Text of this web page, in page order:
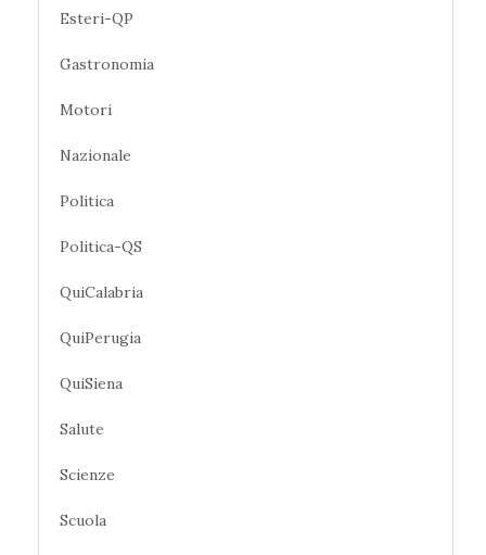
Esteri-QP
Gastronomia
Motori
Nazionale
Politica
Politica-QS
QuiCalabria
QuiPerugia
QuiSiena
Salute
Scienze
Scuola